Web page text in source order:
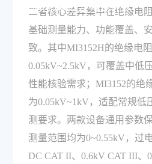
的核心参数差异是什么？
二者核心差异集中在绝缘电
基础测量能力、功能覆盖、
致。其中MI3152H的绝缘电
0.05kV~2.5kV，可覆盖中低
性能核验需求；MI3152的绝
为0.05kV~1kV，适配常规低
测要求。两款设备通用参数
测量范围均为0~0.55kV，过
DC CAT II、0.6kV CAT III、